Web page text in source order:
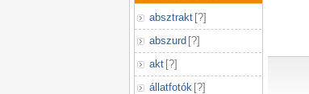
absztrakt [?]
abszurd [?]
akt [?]
állatfotók [?]